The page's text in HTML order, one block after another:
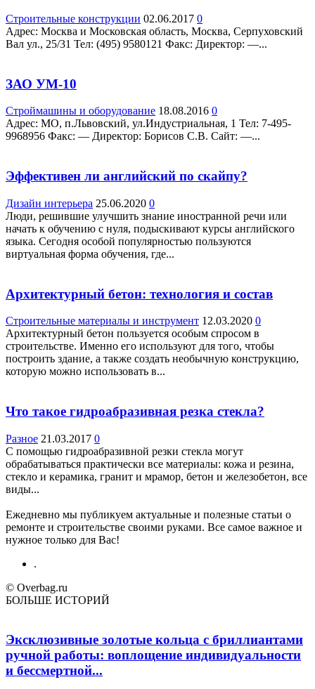
Строительные конструкции 02.06.2017 0
Адрес: Москва и Московская область, Москва, Серпуховский
Вал ул., 25/31 Teл: (495) 9580121 Факс: Директор: —...
ЗАО УМ-10
Строймашины и оборудование 18.08.2016 0
Адрес: МО, п.Львовский, ул.Индустриальная, 1 Teл: 7-495-
9968956 Факс: — Директор: Борисов С.В. Сайт: —...
Эффективен ли английский по скайпу?
Дизайн интерьера 25.06.2020 0
Люди, решившие улучшить знание иностранной речи или
начать к обучению с нуля, подыскивают курсы английского
языка. Сегодня особой популярностью пользуются
виртуальная форма обучения, где...
Архитектурный бетон: технология и состав
Строительные материалы и инструмент 12.03.2020 0
Архитектурный бетон пользуется особым спросом в
строительстве. Именно его используют для того, чтобы
построить здание, а также создать необычную конструкцию,
которую можно использовать в...
Что такое гидроабразивная резка стекла?
Разное 21.03.2017 0
С помощью гидроабразивной резки стекла могут
обрабатываться практически все материалы: кожа и резина,
стекло и керамика, гранит и мрамор, бетон и железобетон, все
виды...
Ежедневно мы публикуем актуальные и полезные статьи о
ремонте и строительстве своими руками. Все самое важное и
нужное только для Вас!
.
© Overbag.ru
БОЛЬШЕ ИСТОРИЙ
Эксклюзивные золотые кольца с бриллиантами
ручной работы: воплощение индивидуальности
и бессмертной...